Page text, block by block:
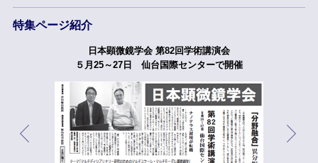
特集ページ紹介
日本顕微鏡学会 第82回学術講演会
５月25～27日 仙台国際センターで開催